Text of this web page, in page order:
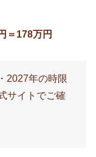
＝178万円
2027年の時限
サイトでご確